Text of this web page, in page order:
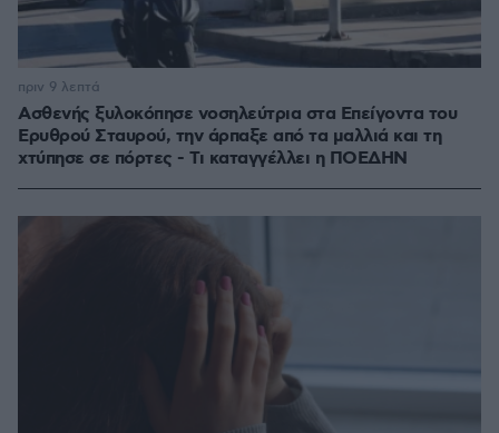
Ασθενής ξυλοκόπησε νοσηλεύτρια στα Επείγοντα του
Ερυθρού Σταυρού, την άρπαξε από τα μαλλιά και τη
χτύπησε σε πόρτες - Τι καταγγέλλει η ΠΟΕΔΗΝ
πριν 9 λεπτά